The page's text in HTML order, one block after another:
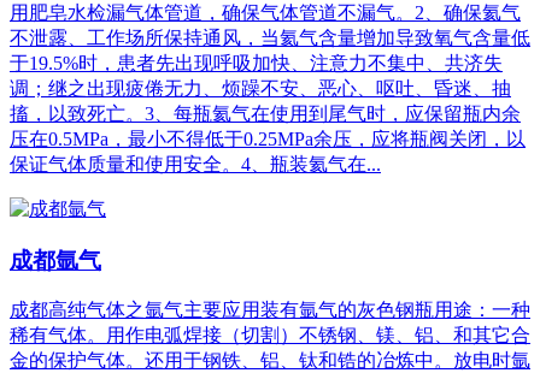
用肥皂水检漏气体管道，确保气体管道不漏气。2、确保氦气
不泄露、工作场所保持通风，当氦气含量增加导致氧气含量低
于19.5%时，患者先出现呼吸加快、注意力不集中、共济失
调；继之出现疲倦无力、烦躁不安、恶心、呕吐、昏迷、抽
搐，以致死亡。3、每瓶氦气在使用到尾气时，应保留瓶内余
压在0.5MPa，最小不得低于0.25MPa余压，应将瓶阀关闭，以
保证气体质量和使用安全。4、瓶装氦气在...
成都氩气
成都高纯气体之氩气主要应用装有氩气的灰色钢瓶用途：一种
稀有气体。用作电弧焊接（切割）不锈钢、镁、铝、和其它合
金的保护气体。还用于钢铁、铝、钛和锆的冶炼中。放电时氩